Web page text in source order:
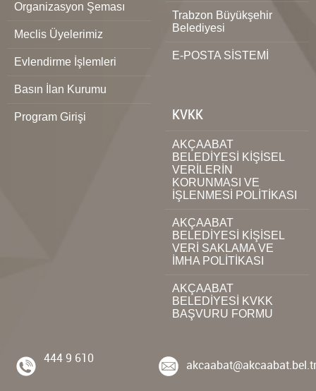
Organizasyon Şeması
Meclis Üyelerimiz
Evlendirme İşlemleri
Basın İlan Kurumu
Program Girişi
Trabzon Büyükşehir
Belediyesi
E-POSTA SİSTEMİ
KVKK
AKÇAABAT
BELEDİYESİ KİŞİSEL
VERİLERİN
KORUNMASI VE
İŞLENMESİ POLİTİKASI
AKÇAABAT
BELEDİYESİ KİŞİSEL
VERİ SAKLAMA VE
İMHA POLİTİKASI
AKÇAABAT
BELEDİYESİ KVKK
BAŞVURU FORMU
444 9 610